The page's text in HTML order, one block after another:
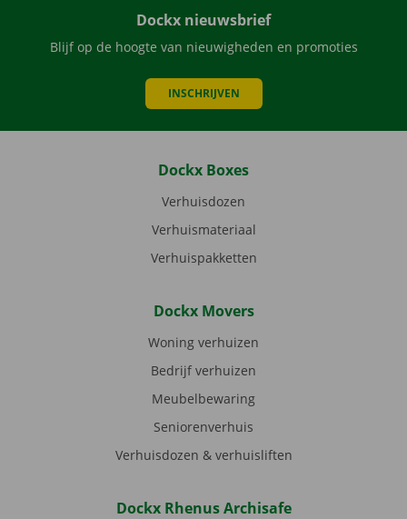
Dockx nieuwsbrief
Blijf op de hoogte van nieuwigheden en promoties
INSCHRIJVEN
Dockx Boxes
Verhuisdozen
Verhuismateriaal
Verhuispakketten
Dockx Movers
Woning verhuizen
Bedrijf verhuizen
Meubelbewaring
Seniorenverhuis
Verhuisdozen & verhuisliften
Dockx Rhenus Archisafe